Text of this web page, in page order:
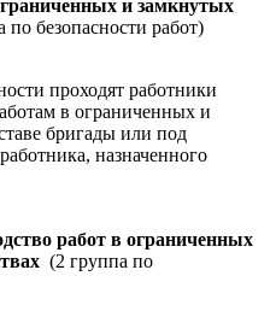
и замкнутых
по безопасности работ)
проходят работники
в ограниченных и
бригады или под
назначенного
работ в ограниченных
(2 группа по